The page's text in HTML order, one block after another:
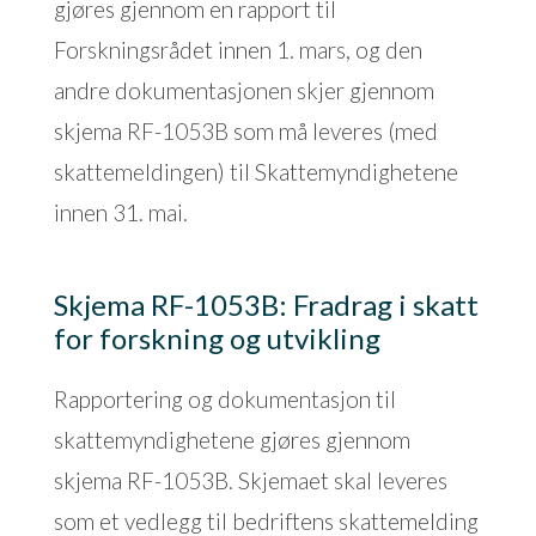
gjøres gjennom en rapport til
Forskningsrådet innen 1. mars, og den
andre dokumentasjonen skjer gjennom
skjema RF-1053B som må leveres (med
skattemeldingen) til Skattemyndighetene
innen 31. mai.
Skjema RF-1053B: Fradrag i skatt
for forskning og utvikling
Rapportering og dokumentasjon til
skattemyndighetene gjøres gjennom
skjema RF-1053B. Skjemaet skal leveres
som et vedlegg til bedriftens skattemelding